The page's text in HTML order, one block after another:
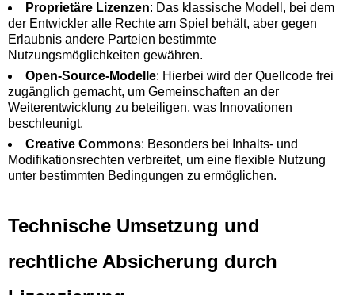
Proprietäre Lizenzen: Das klassische Modell, bei dem
der Entwickler alle Rechte am Spiel behält, aber gegen
Erlaubnis andere Parteien bestimmte
Nutzungsmöglichkeiten gewähren.
Open-Source-Modelle: Hierbei wird der Quellcode frei
zugänglich gemacht, um Gemeinschaften an der
Weiterentwicklung zu beteiligen, was Innovationen
beschleunigt.
Creative Commons: Besonders bei Inhalts- und
Modifikationsrechten verbreitet, um eine flexible Nutzung
unter bestimmten Bedingungen zu ermöglichen.
Technische Umsetzung und
rechtliche Absicherung durch